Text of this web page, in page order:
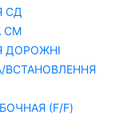
СД
СМ
ДОРОЖНІ
ВСТАНОВЛЕННЯ
(F/F)